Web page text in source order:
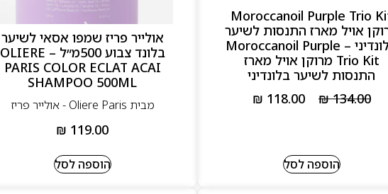
Moroccanoil Purple Trio
אויל מארז התנסות לשיער
בלונדיני – Moroccanoil Purple
Trio Kit מרוקן אויל מארז
התנסות לשיער בלונדיני
₪134.00
₪ 118.00
הוספה לסל
אולייר פריז שמפו אסאי לשיער
בלונד צבוע 500מ״ל – OLIERE
PARIS COLOR ECLAT ACAI
SHAMPOO 500ML
מבית Oliere Paris - אולייר פריז
₪ 119.00
הוספה לסל